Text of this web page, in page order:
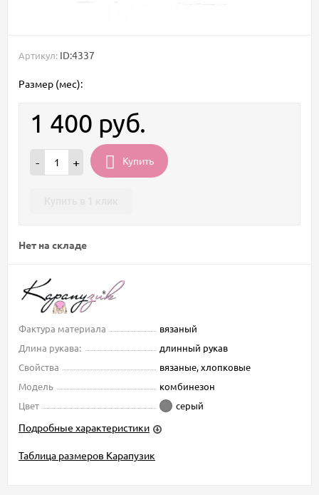
Артикул: ID:4337
Размер (мес):
1 400 руб.
- + Купить
Нет на складе
Фактура материала
вязаный
Длина рукава:
длинный рукав
Свойства
вязаные, хлопковые
Модель
комбинезон
Цвет
серый
Подробные характеристики
Таблица размеров Карапузик